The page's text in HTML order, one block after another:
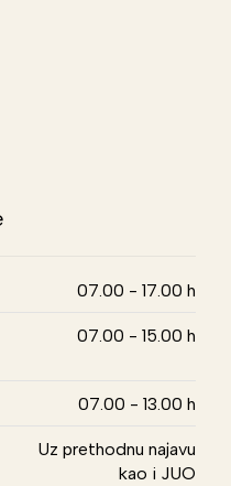
07.00 - 17.00 h
07.00 - 15.00 h
07.00 - 13.00 h
Uz prethodnu najavu
kao i JUO